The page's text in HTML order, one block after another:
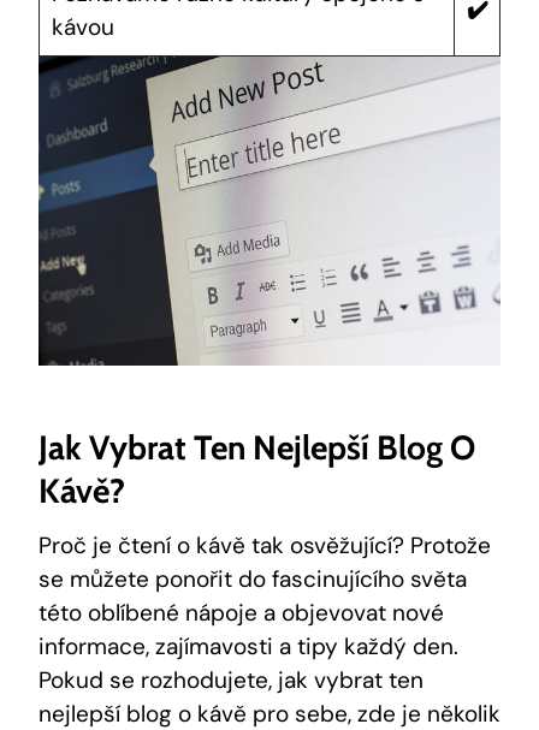
kávou
✔️
Jak Vybrat Ten Nejlepší Blog O
Kávě?
Proč je čtení o kávě tak osvěžující? Protože
se můžete ponořit do fascinujícího světa
této oblíbené nápoje a objevovat nové
informace, zajímavosti a tipy každý den.
Pokud se rozhodujete, jak vybrat ten
nejlepší blog o kávě pro sebe, zde je několik